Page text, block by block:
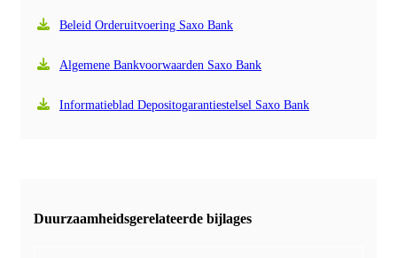
Beleid Orderuitvoering Saxo Bank
Algemene Bankvoorwaarden Saxo Bank
Informatieblad Depositogarantiestelsel Saxo Bank
Duurzaamheidsgerelateerde bijlages